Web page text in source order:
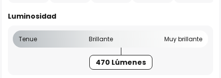
Luminosidad
Tenue Brillante Muy brillante
470 Lúmenes